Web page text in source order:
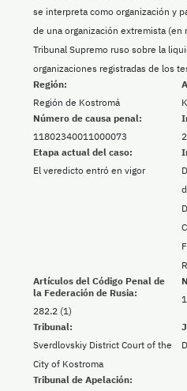
Región:
Región de Kostromá
se interpreta como organización y
de una organización extremista
Tribunal Supremo ruso sobre la
organizaciones registradas de los
Número de causa penal:
11802340011000073
Etapa actual del caso:
El veredicto entró en vigor
Artículos del Código Penal de
la Federación de Rusia:
282.2 (1)
Tribunal:
Sverdlovskiy District Court of the
City of Kostroma
Tribunal de Apelación: